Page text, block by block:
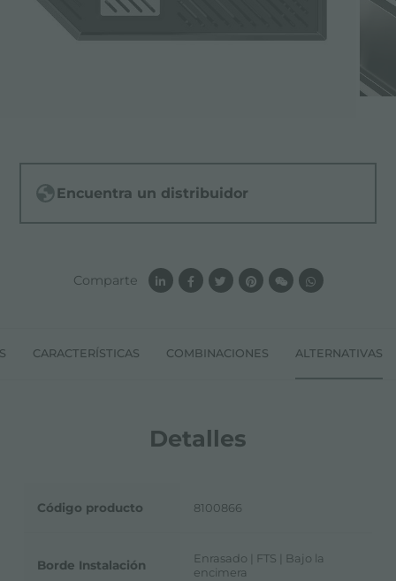
CARACTERÍSTICAS COMBINACIONES ALTERNATIVAS
Detalles
Código producto 8100866
Borde Instalación
Enrasado | FTS | Bajo la
encimera
Encuentra un distribuidor
Comparte